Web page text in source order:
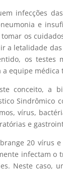
infecções
e
os
letalidade
os
equipe
conceito, a
Sindrômico
vírus,
e
20 vírus
infectam
Neste caso,